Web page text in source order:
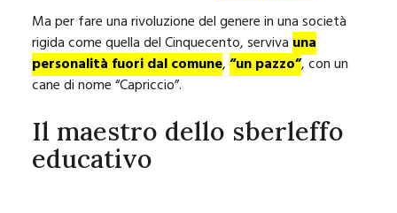
Ma per fare una rivoluzione del genere in una società
rigida come quella del Cinquecento, serviva una
personalità fuori dal comune,“un pazzo”, con un
cane di nome “Capriccio”.
Il maestro dello sberleffo
educativo